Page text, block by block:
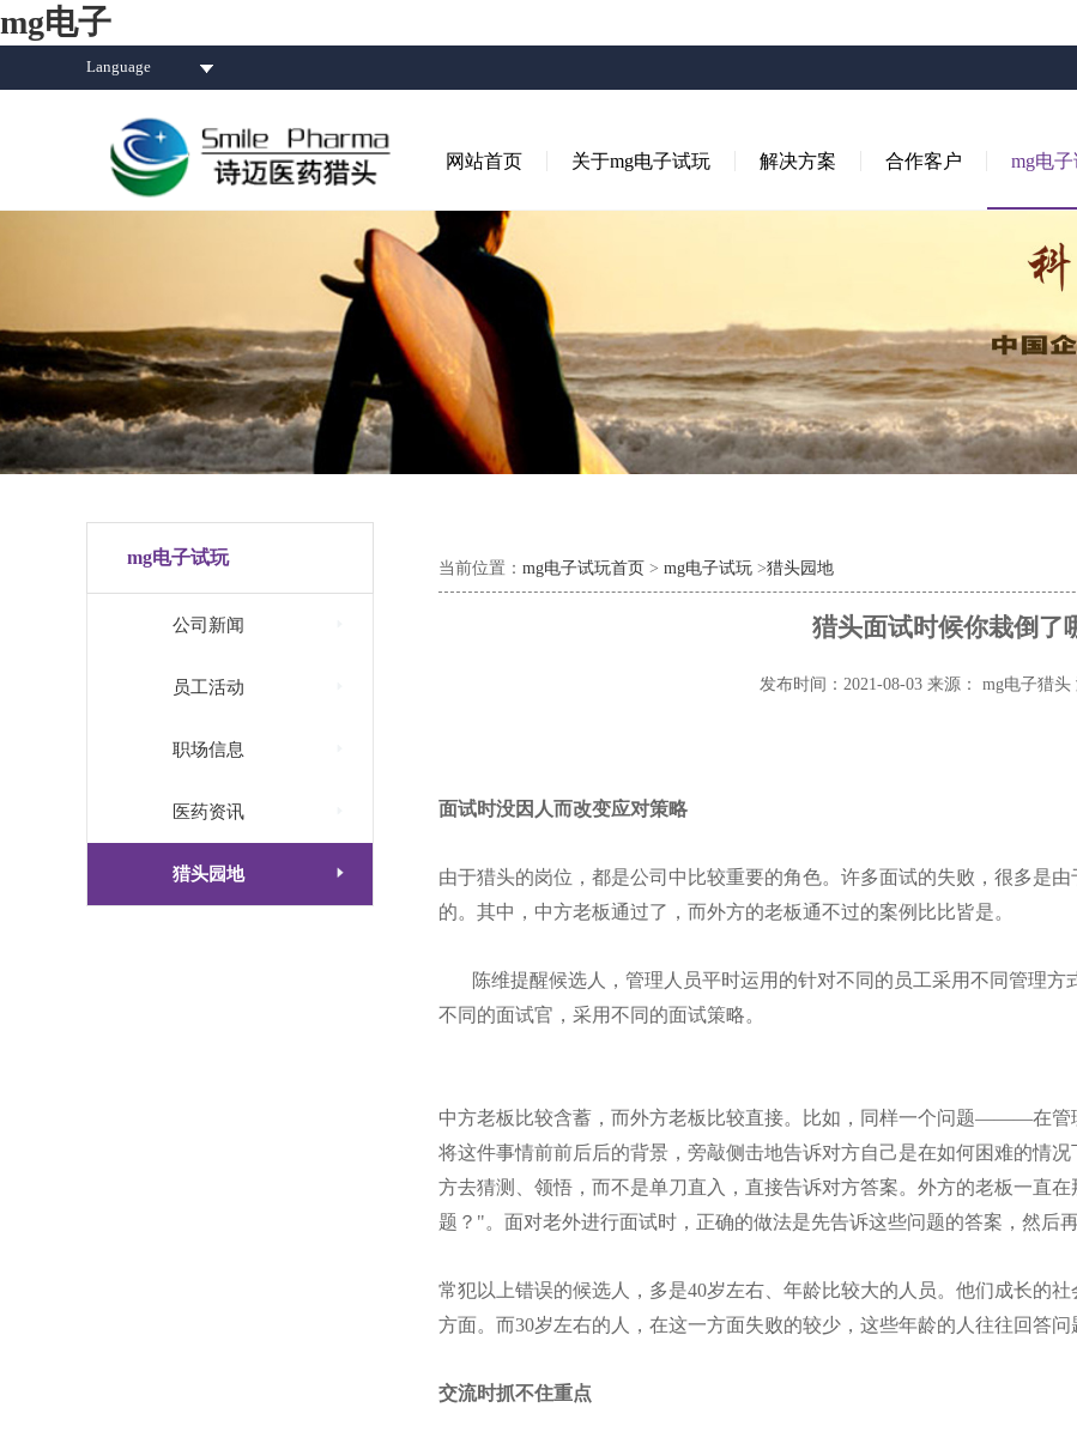
mg电子
Language
网站首页 关于mg电子试玩 解决方案 合作客户 mg电
mg电子试玩
公司新闻
员工活动
职场信息
医药资讯
猎头园地 
当前位置： mg电子试玩首页 > mg电子试玩 >猎头园地
猎头面试时候你栽倒了
发布时间：2021-08-03 来源： mg电子猎头
面试时没因人而改变应对策略
由于猎头的岗位，都是公司中比较重要的角色。许多面试的失败，很多是
的。其中，中方老板通过了，而外方的老板通不过的案例比比皆是。
陈维提醒候选人，管理人员平时运用的针对不同的员工采用不同管理
不同的面试官，采用不同的面试策略。
中方老板比较含蓄，而外方老板比较直接。比如，同样一个问题———在管
将这件事情前前后后的背景，旁敲侧击地告诉对方自己是在如何困难的情
方去猜测、领悟，而不是单刀直入，直接告诉对方答案。外方的老板一直
题？"。面对老外进行面试时，正确的做法是先告诉这些问题的答案，然后
常犯以上错误的候选人，多是40岁左右、年龄比较大的人员。他们成长的
方面。而30岁左右的人，在这一方面失败的较少，这些年龄的人往往回答问
交流时抓不住重点